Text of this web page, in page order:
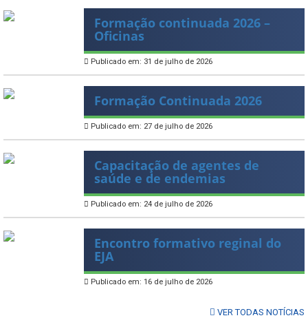
Formação continuada 2026 –
Oficinas
Publicado em: 31 de julho de 2026
Formação Continuada 2026
Publicado em: 27 de julho de 2026
Capacitação de agentes de
saúde e de endemias
Publicado em: 24 de julho de 2026
Encontro formativo reginal do
EJA
Publicado em: 16 de julho de 2026
VER TODAS NOTÍCIAS